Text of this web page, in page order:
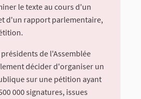
le texte au cours d'un
d'un rapport parlementaire,
de l'Assemblée
décider d'organiser un
sur une pétition ayant
000 signatures, issues